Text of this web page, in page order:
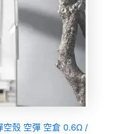
空殼 空彈 空倉 0.6Ω /